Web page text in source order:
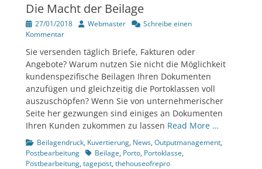
Die Macht der Beilage
Veröffentlicht
am
27/01/2018 Author
Webmaster
Schreibe einen
Kommentar
Sie versenden täglich Briefe, Fakturen oder
Angebote? Warum nutzen Sie nicht die Möglichkeit
kundenspezifische Beilagen Ihren Dokumenten
anzufügen und gleichzeitig die Portoklassen voll
auszuschöpfen? Wenn Sie von unternehmerischer
Seite her gezwungen sind einiges an Dokumenten
Ihren Kunden zukommen zu lassen Read More …
Kategorien
Beilagendruck, Kuvertierung, News, Outputmanagement,
Postbearbeitung TagsBeilage, Porto, Portoklasse,
Postbearbeitung, tagepost, thehouseofrepro